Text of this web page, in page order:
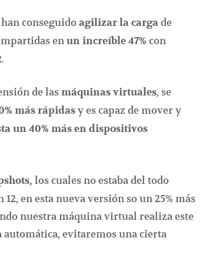
conseguidoagilizar la cargade
enun increíble 47% con
de lasmáquinas virtuales, se
más rápidasy es capaz de mover y
un 40% más en dispositivos
los cuales no estaba del todo
en esta nueva versión so un 25% más
nuestra máquina virtual realiza este
automática, evitaremos una cierta